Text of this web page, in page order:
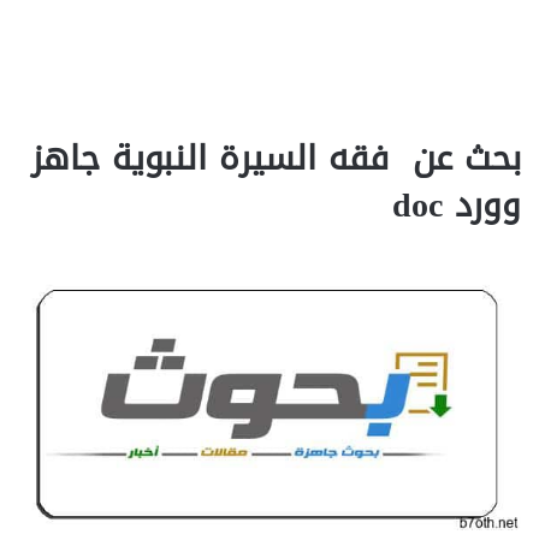
بحث عن فقه السيرة النبوية جاهز
وورد doc